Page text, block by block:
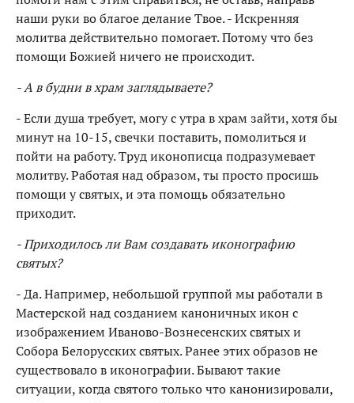
наши руки во благое делание Твое. - Искренняя
молитва действительно помогает. Потому что без
помощи Божией ничего не происходит.
- А в будни в храм заглядываете?
- Если душа требует, могу с утра в храм зайти, хотя бы
минут на 10-15, свечки поставить, помолиться и
пойти на работу. Труд иконописца подразумевает
молитву. Работая над образом, ты просто просишь
помощи у святых, и эта помощь обязательно
приходит.
- Приходилось ли Вам создавать иконографию
святых?
- Да. Например, небольшой группой мы работали в
Мастерской над созданием каноничных икон с
изображением Иваново-Вознесенских святых и
Собора Белорусских святых. Ранее этих образов не
существовало в иконографии. Бывают такие
ситуации, когда святого только что канонизировали,